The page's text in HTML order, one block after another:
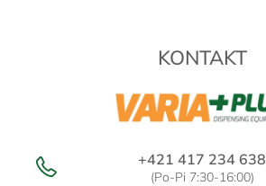
KONTAKT
+421 417 234 638
(Po-Pi 7:30-16:00)